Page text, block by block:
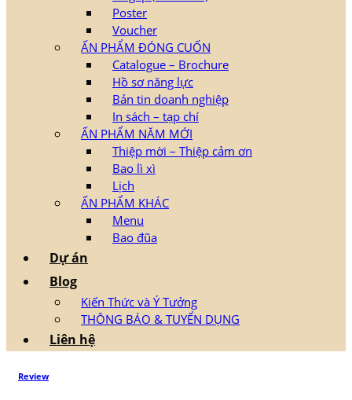
Poster
Voucher
ẤN PHẨM ĐÓNG CUỐN
Catalogue – Brochure
Hồ sơ năng lực
Bản tin doanh nghiệp
In sách – tạp chí
ẤN PHẨM NĂM MỚI
Thiệp mời – Thiệp cảm ơn
Bao lì xì
Lịch
ẤN PHẨM KHÁC
Menu
Bao đũa
Dự án
Blog
Kiến Thức và Ý Tưởng
THÔNG BÁO & TUYỂN DỤNG
Liên hệ
Review